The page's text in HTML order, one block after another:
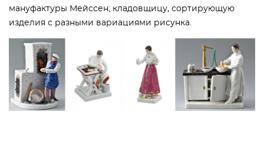
мануфактуры Мейссен; кладовщицу, сортирующую
изделия с разными вариациями рисунка.